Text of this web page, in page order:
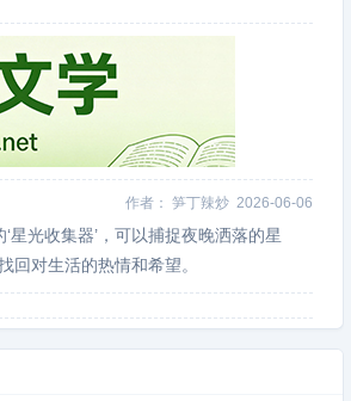
作者： 笋丁辣炒 2026-06-06
光收集器’，可以捕捉夜晚洒落的星
回对生活的热情和希望。